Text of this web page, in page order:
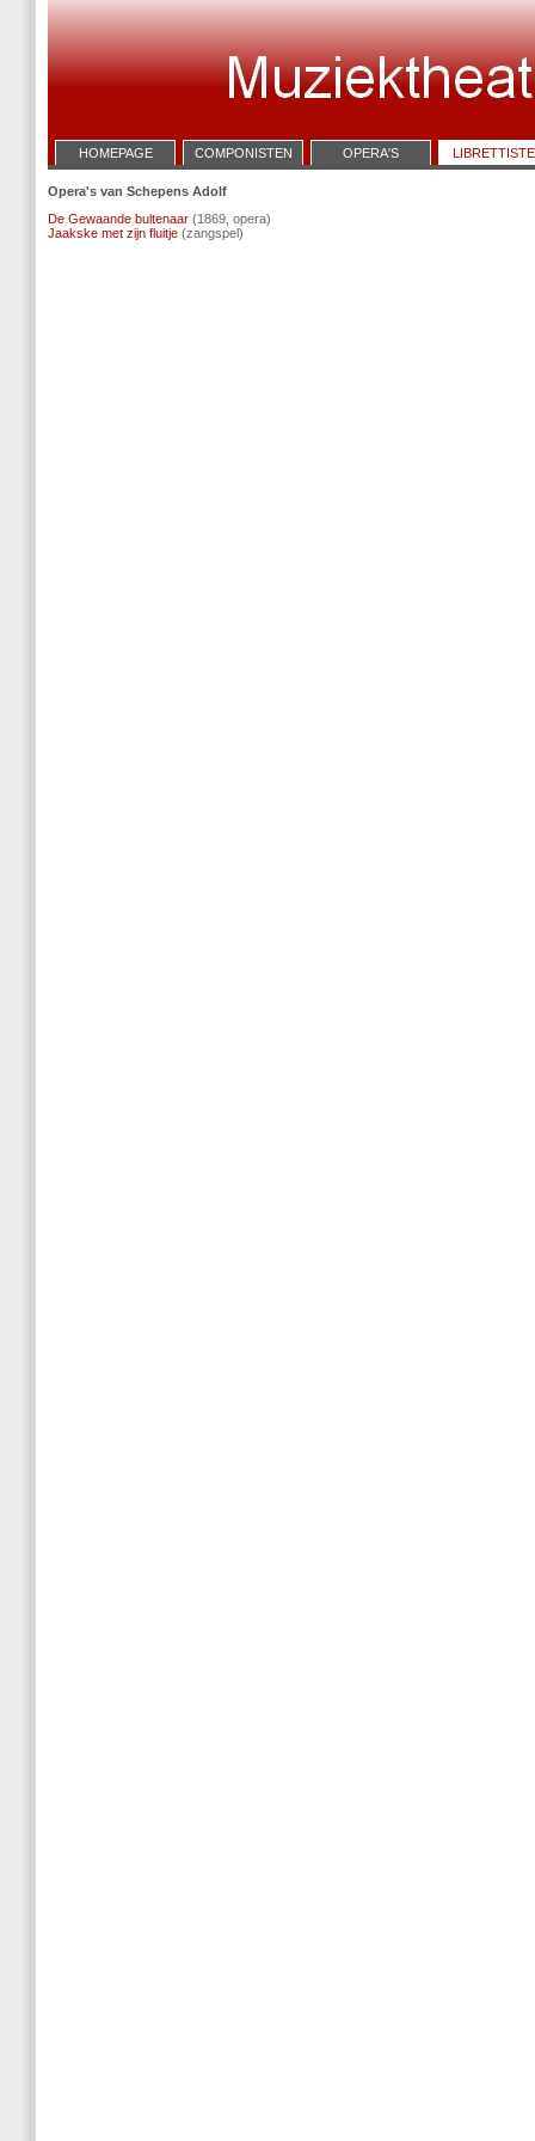
HOMEPAGE COMPONISTEN OPERA'S
Opera's van Schepens Adolf
De Gewaande bultenaar (1869, opera)
Jaakske met zijn fluitje (zangspel)